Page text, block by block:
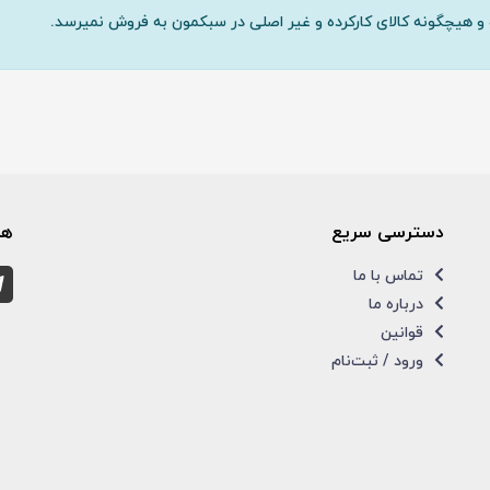
هیچگونه کالای کارکرده و غیر اصلی در سبکمون به فروش نمیرسد.
دسترسی سریع
تماس با ما
درباره ما
قوانین
ورود / ثبت‌نام